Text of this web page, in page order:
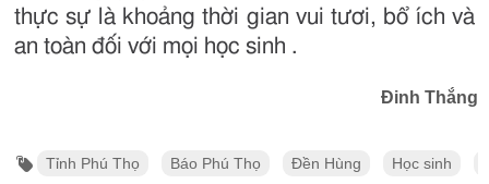
thực sự là khoảng thời gian vui tươi, bổ ích và
an toàn đối với mọi học sinh .
Đinh Thắng
Tỉnh Phú Thọ Báo Phú Thọ Đền Hùng Học sinh